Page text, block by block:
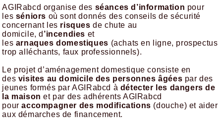
AGIRabcd organise des séances d’information pour
les séniors où sont donnés des conseils de sécurité
concernant les risques de chute au
domicile, d ’incendies et
les arnaques domestiques (achats en ligne, prospectus
trop alléchants, faux professionnels).
Le projet d’aménagement domestique consiste en
des visites au domicile des personnes âgées par des
jeunes formés par AGIRabcd à détecter les dangers de
la maison et par des adhérents AGIRabcd
pouraccompagner des modifications (douche) et aider
aux démarches de financement.